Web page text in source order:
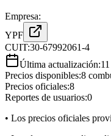
Empresa:
YPF
CUIT:30-67992061-4
Última actualización:
Precios disponibles:8
Precios oficiales:8
Reportes de usuarios:0
• Los precios oficiales